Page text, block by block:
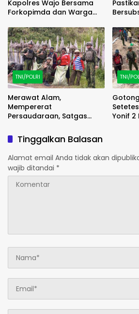
Kapolres Wajo Bersama
Forkopimda dan Warga
Karung
Patroli
TNI/POLRI
Merawat Alam,
Mempererat
Persaudaraan, Satgas
Enarotali Wujudkan Paniai
Bersih, Indonesia Asri
TNI/
Yonif 2
Tinggalkan Balasan
Alamat email Anda tidak akan
wajib ditandai *